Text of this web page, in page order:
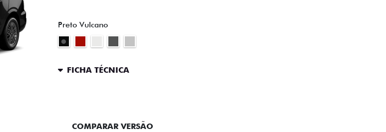
Preto Vulcano
FICHA TÉCNICA
COMPARAR VERSÃO